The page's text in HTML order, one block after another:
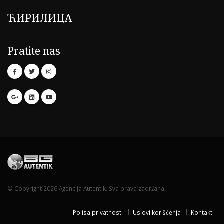
ЋИРИЛИЦА
Pratite nas
© Copyright 2026 Agencija Autentik. Sva prava zadržana.
Polisa privatnosti Uslovi korišćenja Kontakt